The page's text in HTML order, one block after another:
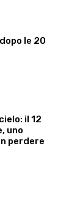
le 20
il 12
uno
perdere